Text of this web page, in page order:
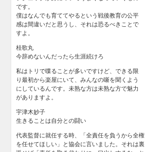
です。
僕はなんでも育ててやるという戦後教育の公平
感は間違いだと思うし、それは恐るべきことで
すよ。
桂歌丸
今辞めないんだったら生涯続けろ
私はトリで喋ることが多いですけど、できる限
り最初から楽屋にいて、みんなの噺を聞くよう
にしているんです。未熟な方は未熟な方で魅力
がありますよ。
宇津木妙子
生きることは自分との闘い
代表監督に就任する時、「全責任を負うから全権
を任せてほしい」と協会に言いました。それは裏